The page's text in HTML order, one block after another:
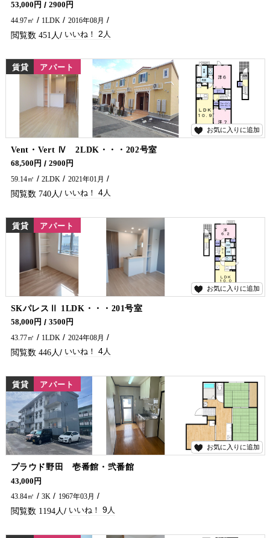
53,000円
2900円
44.97㎡
1LDK 2016年08月
451 2
お気に入りに追加
賃貸 アパート
Vent・Vert Ⅳ 2LDK・・・202号室
エアコン２台・ガスコンロ付です♪ 延岡市で賃貸アパート・マンションをお探しなら五ヶ瀬不動産へお問合せください🏠✨
68,500円
2900円
59.14㎡
2LDK 2021年01月
740 4
お気に入りに追加
賃貸 アパート
SKパレスⅡ 1LDK・・・201号室
エアコン２台・ガスコンロ・ネット無料付です♪ 延岡市でアパート・マンションをお探しでしたら五ヶ瀬不動産へお問合せください✨
58,000円
3500円
43.77㎡
1LDK 2024年08月
446 4
お気に入りに追加
賃貸 アパート
プラウド野田 壱番館・弐番館
ペット可物件が出ました!(^^)! ワンちゃんを飼われてる方必見です(^^♪ 延岡市でペットの飼える賃貸物件・アパートをお探しなら、五ヶ瀬不動産へお問い合わせください！！
43,000円
43.84㎡
3K 1967年03月
1194 9